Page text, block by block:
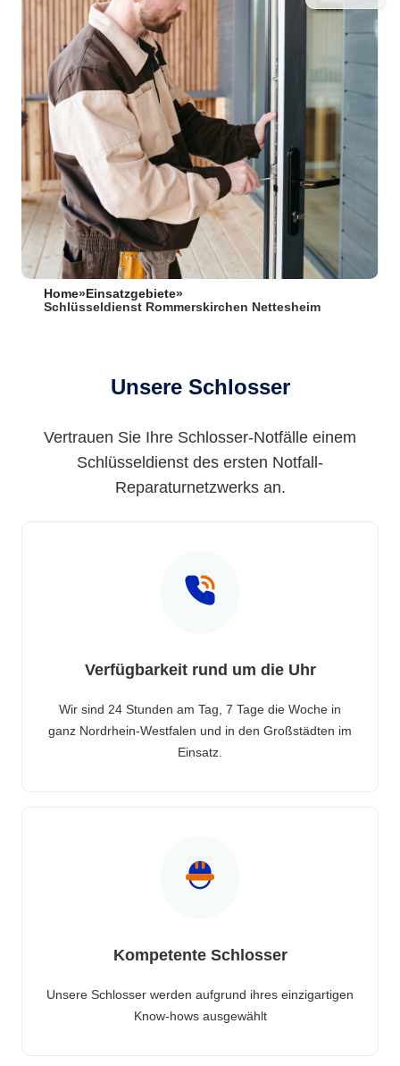
Home» Einsatzgebiete»
Schlüsseldienst Rommerskirchen Nettesheim
Unsere Schlosser
Vertrauen Sie Ihre Schlosser-Notfälle einem
Schlüsseldienst des ersten Notfall-
Reparaturnetzwerks an.
Verfügbarkeit rund um die Uhr
Wir sind 24 Stunden am Tag, 7 Tage die Woche in
ganz Nordrhein-Westfalen und in den Großstädten im
Einsatz.
Kompetente Schlosser
Unsere Schlosser werden aufgrund ihres einzigartigen
Know-hows ausgewählt